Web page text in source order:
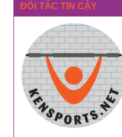
ĐỐI TÁC TIN CẬY